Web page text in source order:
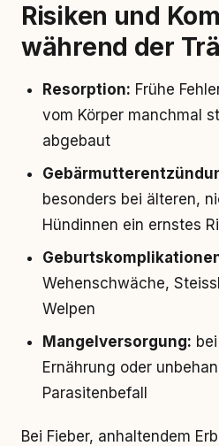
Risiken und
während der
Resorption: Frühe
vom Körper manchmal
abgebaut
besonders bei älteren,
Hündinnen ein ernstes
Wehenschwäche,
Welpen
Mangelversorgung:
Ernährung oder
Parasitenbefall
Bei Fieber, anhaltendem